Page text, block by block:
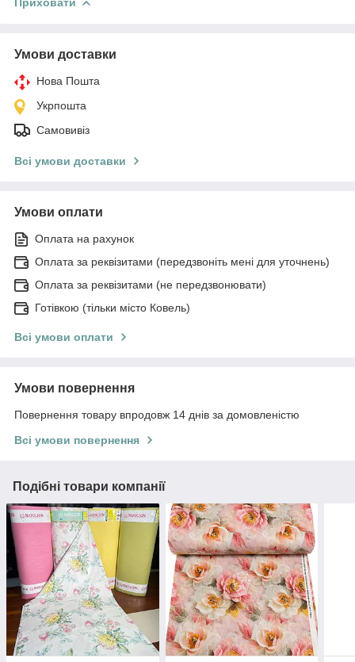
Умови доставки
Нова Пошта
Укрпошта
Самовивіз
Всі умови доставки
Умови оплати
Оплата на рахунок
Оплата за реквізитами (передзвоніть мені для уточнень)
Оплата за реквізитами (не передзвонювати)
Готівкою (тільки місто Ковель)
Всі умови оплати
Умови повернення
Повернення товару впродовж 14 днів за домовленістю
Всі умови повернення
Подібні товари компанії